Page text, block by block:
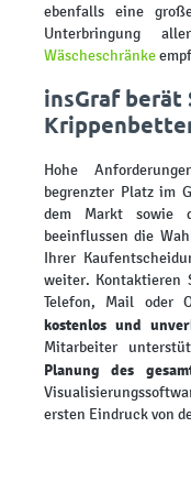
ebenfalls eine
Unterbringung
Wäscheschränke
insGraf berät
Hohe
begrenzter Platz im
dem Markt sowie
beeinflussen die
Ihrer
weiter. Kontaktieren
Telefon, Mail oder
kostenlos und
Mitarbeiter
Planung des
ersten Eindruck von